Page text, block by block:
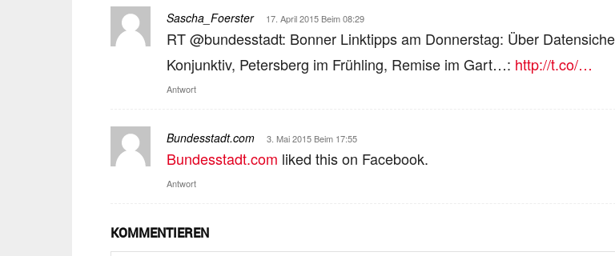
Sascha_Foerster 17. April 2015 Beim 08:29
RT @bundesstadt: Bonner Linktipps am Donnerstag: Über
Konjunktiv, Petersberg im Frühling, Remise im Gart…: http://t.co/…
Antwort
Bundesstadt.com 3. Mai 2015 Beim 17:55
Bundesstadt.com liked this on Facebook.
Antwort
KOMMENTIEREN